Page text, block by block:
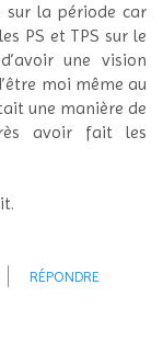
sur la période car
PS et TPS sur le
une vision
moi même au
une manière de
avoir fait les
RÉPONDRE